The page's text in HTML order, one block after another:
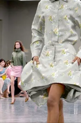
簡單，一個嶄新的